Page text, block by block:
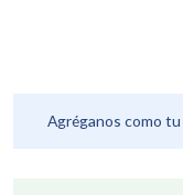
Agréganos como